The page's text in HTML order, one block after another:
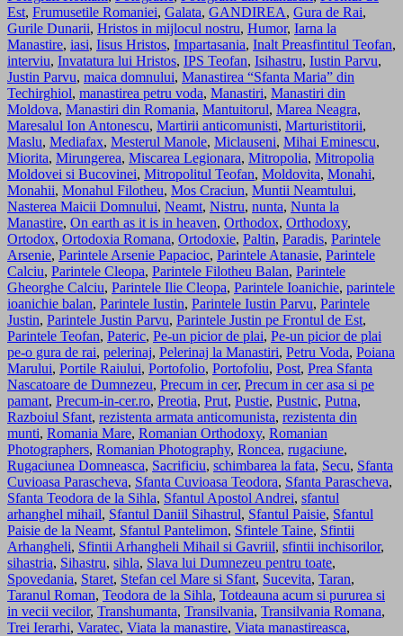
Est, Frumusetile Romaniei, Galata, GANDIREA, Gura de Rai,
Gurile Dunarii, Hristos in mijlocul nostru, Humor, Iarna la
Manastire, iasi, Iisus Hristos, Impartasania, Inalt Preasfintitul Teofan,
interviu, Invatatura lui Hristos, IPS Teofan, Isihastru, Iustin Parvu,
Justin Parvu, maica domnului, Manastirea “Sfanta Maria” din
Techirghiol, manastirea petru voda, Manastiri, Manastiri din
Moldova, Manastiri din Romania, Mantuitorul, Marea Neagra,
Maresalul Ion Antonescu, Martirii anticomunisti, Marturistitorii,
Maslu, Mediafax, Mesterul Manole, Miclauseni, Mihai Eminescu,
Miorita, Mirungerea, Miscarea Legionara, Mitropolia, Mitropolia
Moldovei si Bucovinei, Mitropolitul Teofan, Moldovita, Monahi,
Monahii, Monahul Filotheu, Mos Craciun, Muntii Neamtului,
Nasterea Maicii Domnului, Neamt, Nistru, nunta, Nunta la
Manastire, On earth as it is in heaven, Orthodox, Orthodoxy,
Ortodox, Ortodoxia Romana, Ortodoxie, Paltin, Paradis, Parintele
Arsenie, Parintele Arsenie Papacioc, Parintele Atanasie, Parintele
Calciu, Parintele Cleopa, Parintele Filotheu Balan, Parintele
Gheorghe Calciu, Parintele Ilie Cleopa, Parintele Ioanichie, parintele
ioanichie balan, Parintele Iustin, Parintele Iustin Parvu, Parintele
Justin, Parintele Justin Parvu, Parintele Justin pe Frontul de Est,
Parintele Teofan, Pateric, Pe-un picior de plai, Pe-un picior de plai
pe-o gura de rai, pelerinaj, Pelerinaj la Manastiri, Petru Voda, Poiana
Marului, Portile Raiului, Portofolio, Portofoliu, Post, Prea Sfanta
Nascatoare de Dumnezeu, Precum in cer, Precum in cer asa si pe
pamant, Precum-in-cer.ro, Preotia, Prut, Pustie, Pustnic, Putna,
Razboiul Sfant, rezistenta armata anticomunista, rezistenta din
munti, Romania Mare, Romanian Orthodoxy, Romanian
Photographers, Romanian Photography, Roncea, rugaciune,
Rugaciunea Domneasca, Sacrificiu, schimbarea la fata, Secu, Sfanta
Cuvioasa Parascheva, Sfanta Cuvioasa Teodora, Sfanta Parascheva,
Sfanta Teodora de la Sihla, Sfantul Apostol Andrei, sfantul
arhanghel mihail, Sfantul Daniil Sihastrul, Sfantul Paisie, Sfantul
Paisie de la Neamt, Sfantul Pantelimon, Sfintele Taine, Sfintii
Arhangheli, Sfintii Arhangheli Mihail si Gavriil, sfintii inchisorilor,
sihastria, Sihastru, sihla, Slava lui Dumnezeu pentru toate,
Spovedania, Staret, Stefan cel Mare si Sfant, Sucevita, Taran,
Taranul Roman, Teodora de la Sihla, Totdeauna acum si pururea si
in vecii vecilor, Transhumanta, Transilvania, Transilvania Romana,
Trei Ierarhi, Varatec, Viata la manastire, Viata manastireasca,